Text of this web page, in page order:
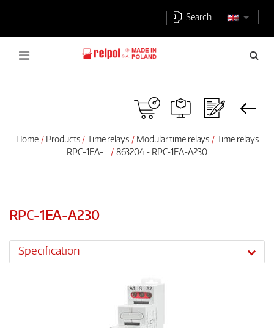
Search
Home Products Time relays Modular time relays
Time relays
RPC-1EA-...
863204 - RPC-1EA-A230
RPC-1EA-A230
Specification